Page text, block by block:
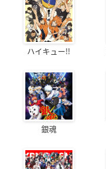
ハイキュー!!
銀魂